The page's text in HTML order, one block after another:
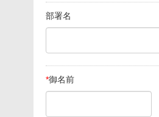
部署名
*御名前